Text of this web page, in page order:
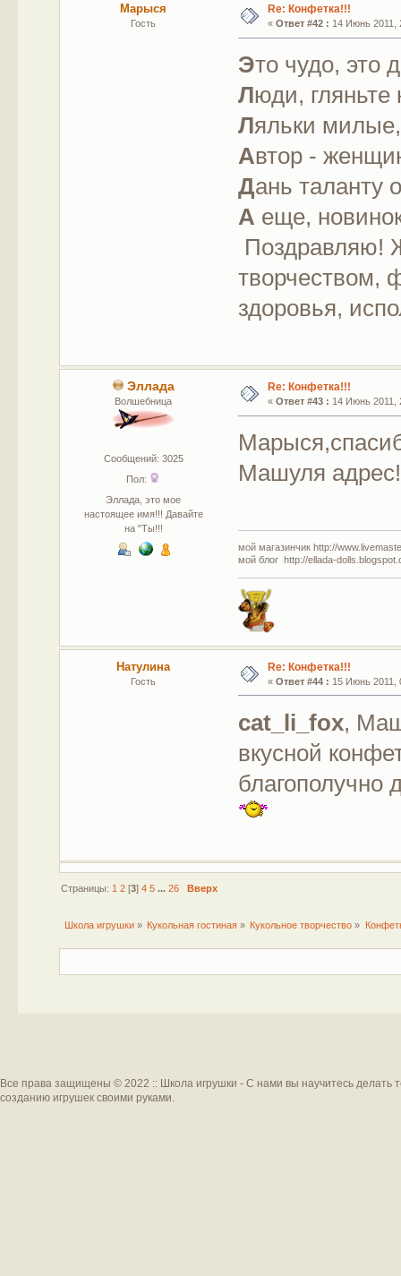
Марыся
Гость
Re: Конфетка!!!
« Ответ #42 : 14 Июнь 2011,
Это чудо, это
Люди, гляньте
Ляльки
Автор -
Дань таланту
А еще,
Поздравляю!
творчеством,
здоровья,
Эллада
Волшебница
Сообщений: 3025
Пол:
Эллада, это мое
настоящее имя!!! Давайте
на "Ты!!!
Re: Конфетка!!!
« Ответ #43 : 14 Июнь 2011,
Машуля
мой магазинчик http://
мой блог http://ellada-
Натулина
Гость
Re: Конфетка!!!
« Ответ #44 : 15 Июнь 2011,
cat_li_fox,
вкусной
благополучно
Страницы: 1 2[3] 4 5 ... 26 Вверх
Школа игрушки» Кукольная гостиная » Кукольное творчество »
Все права защищены © 2022 :: Школа игрушки - С нами вы научитесь делать
созданию игрушек своими руками.